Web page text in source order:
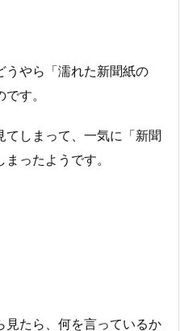
うやら「濡れた新聞紙の
す。
しまって、一気に「新聞
ったようです。
見たら、何を言っているか